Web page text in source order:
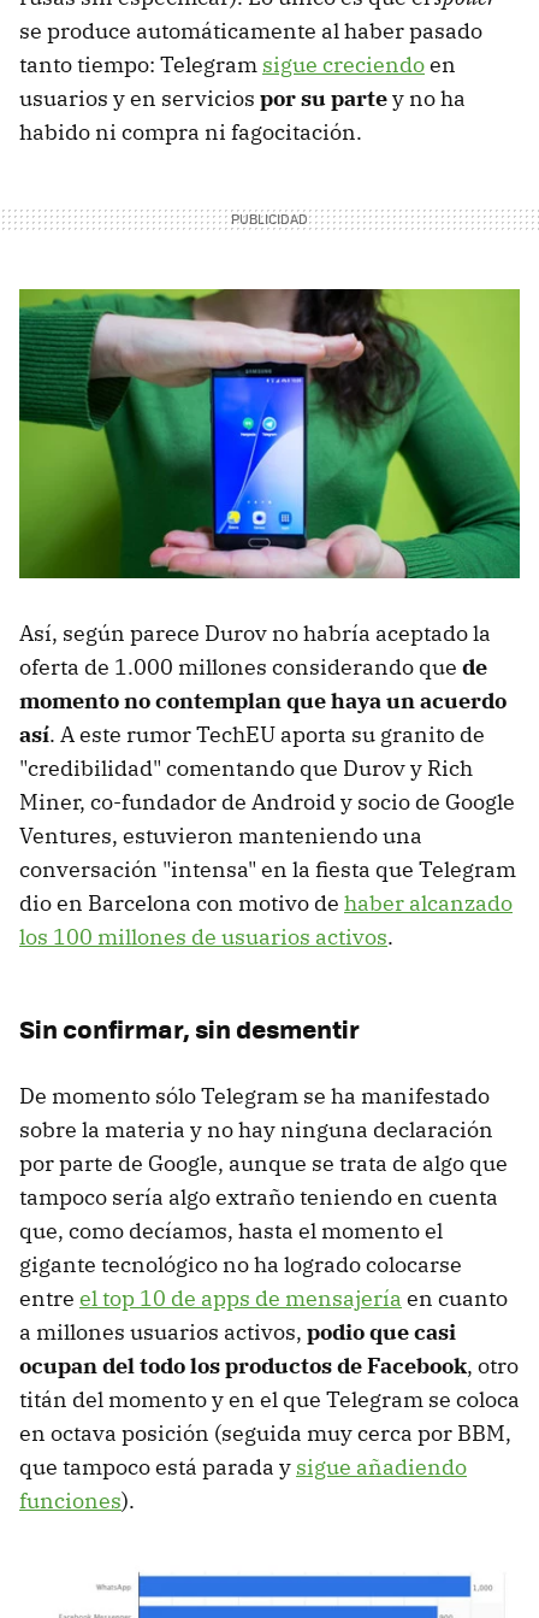
se produce automáticamente al haber pasado
tanto tiempo: Telegram sigue creciendoen
usuarios y en servicios por su partey no ha
habido ni compra ni fagocitación.
Así, según parece Durov no habría aceptado la
oferta de 1.000 millones considerando que de
momento no contemplan que haya un acuerdo
así. A este rumor TechEU aporta su granito de
"credibilidad" comentando que Durov y Rich
Miner, co-fundador de Android y socio de Google
Ventures, estuvieron manteniendo una
conversación "intensa" en la fiesta que Telegram
dio en Barcelona con motivo de haber alcanzado
los 100 millones de usuarios activos.
Sin confirmar, sin desmentir
De momento sólo Telegram se ha manifestado
sobre la materia y no hay ninguna declaración
por parte de Google, aunque se trata de algo que
tampoco sería algo extraño teniendo en cuenta
que, como decíamos, hasta el momento el
gigante tecnológico no ha logrado colocarse
entre el top 10 de apps de mensajería en cuanto
a millones usuarios activos, podio que casi
ocupan del todo los productos de Facebook, otro
titán del momento y en el que Telegram se coloca
en octava posición (seguida muy cerca por BBM,
que tampoco está parada y sigue añadiendo
funciones).